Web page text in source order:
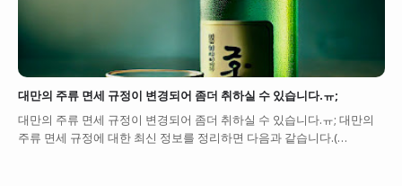
대만의 주류 면세 규정이 변경되어 좀더 취하실 수 있습니다.ㅠ;
대만의 주류 면세 규정이 변경되어 좀더 취하실 수 있습니다.ㅠ; 대만의
주류 면세 규정에 대한 최신 정보를 정리하면 다음과 같습니다.(…